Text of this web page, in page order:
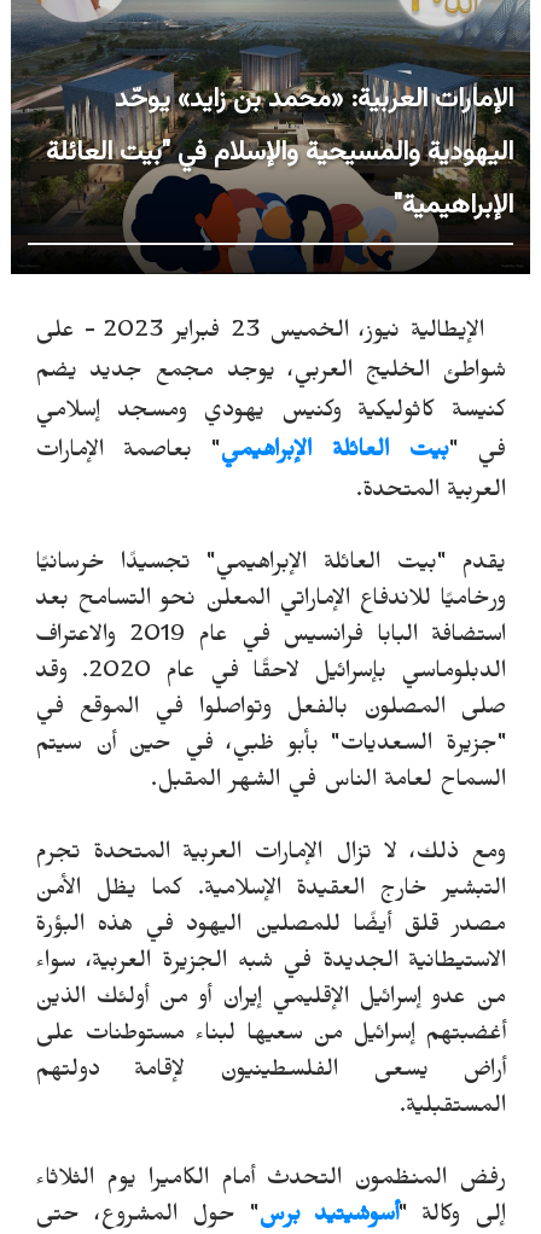
الإمارات العربية: «محمد بن زايد» يوحّد
اليهودية والمسيحية والإسلام في "بيت العائلة
الإبراهيمية"
الإيطالية نيوز، الخميس 23 فبراير 2023 -
على
شواطئ الخليج العربي، يوجد مجمع جديد يضم
كنيسة كاثوليكية وكنيس يهودي ومسجد إسلامي
في "بيت العائلة الإبراهيمي" بعاصمة الإمارات
العربية المتحدة.
يقدم "بيت العائلة الإبراهيمي" تجسيدًا خرسانيًا
ورخاميًا للاندفاع الإماراتي المعلن نحو التسامح بعد
استضافة البابا فرانسيس في عام 2019 والاعتراف
الدبلوماسي بإسرائيل لاحقًا في عام 2020. وقد
صلى المصلون بالفعل وتواصلوا في الموقع في
"جزيرة السعديات" بأبو ظبي، في حين أن سيتم
السماح لعامة الناس في الشهر المقبل.
ومع ذلك، لا تزال الإمارات العربية المتحدة تجرم
التبشير خارج العقيدة الإسلامية. كما يظل الأمن
مصدر قلق أيضًا للمصلين اليهود في هذه البؤرة
الاستيطانية الجديدة في شبه الجزيرة العربية، سواء
من عدو إسرائيل الإقليمي إيران أو من أولئك الذين
أغضبتهم إسرائيل من سعيها لبناء مستوطنات على
أراض يسعى الفلسطينيون لإقامة دولتهم
المستقبلية.
رفض المنظمون التحدث أمام الكاميرا يوم الثلاثاء
إلى وكالة "أسوشيتيد برس" حول المشروع، حتى